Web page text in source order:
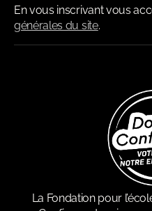
En vous inscrivant vous
générales du site.
La Fondation pour